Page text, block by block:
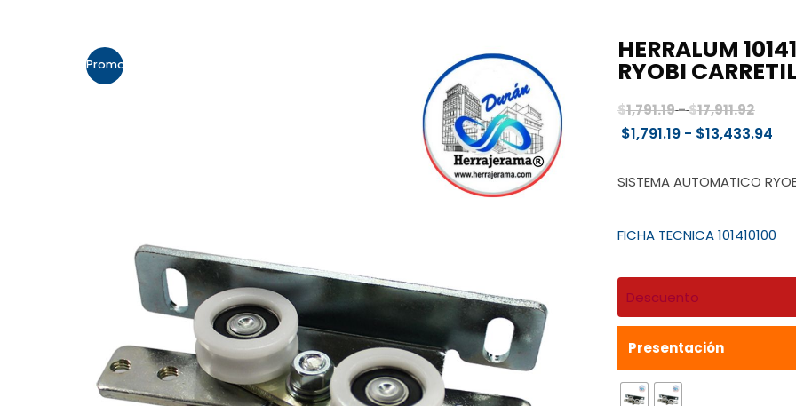
Promo! HERRALUM
RYOBI
$1,791.19-$17,911.92Rango
de
$1,791.19 - $13,433.94
SISTEMA AUTOMATICO
FICHA TECNICA 101410100
Descuento
Presentación